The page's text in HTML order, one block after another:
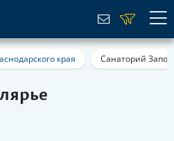
края Санаторий